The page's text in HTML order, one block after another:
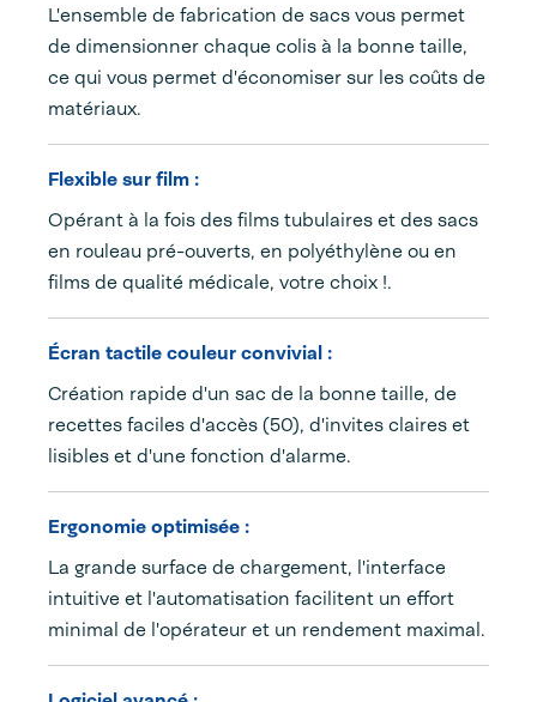
L'ensemble de fabrication de sacs vous permet
de dimensionner chaque colis à la bonne taille,
ce qui vous permet d'économiser sur les coûts de
matériaux.
Flexible sur film :
Opérant à la fois des films tubulaires et des sacs
en rouleau pré-ouverts, en polyéthylène ou en
films de qualité médicale, votre choix !.
Écran tactile couleur convivial :
Création rapide d'un sac de la bonne taille, de
recettes faciles d'accès (50), d'invites claires et
lisibles et d'une fonction d'alarme.
Ergonomie optimisée :
La grande surface de chargement, l'interface
intuitive et l'automatisation facilitent un effort
minimal de l'opérateur et un rendement maximal.